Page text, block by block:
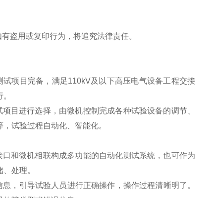
盗用或复印行为，将追究法律责任。
项目完备，满足110kV及以下高压电气设备工程交接
目进行选择，由微机控制完成各种试验设备的调节、
试验过程自动化、智能化。
和微机相联构成多功能的自动化测试系统，也可作为
处理。
，引导试验人员进行正确操作，操作过程清晰明了。